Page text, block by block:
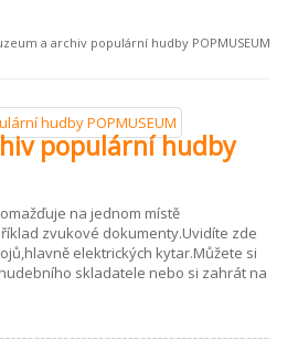
a archiv populární hudby POPMUSEUM
populární hudby
na jednom místě
zvukové dokumenty.Uvidíte zde
elektrických kytar.Můžete si
skladatele nebo si zahrát na